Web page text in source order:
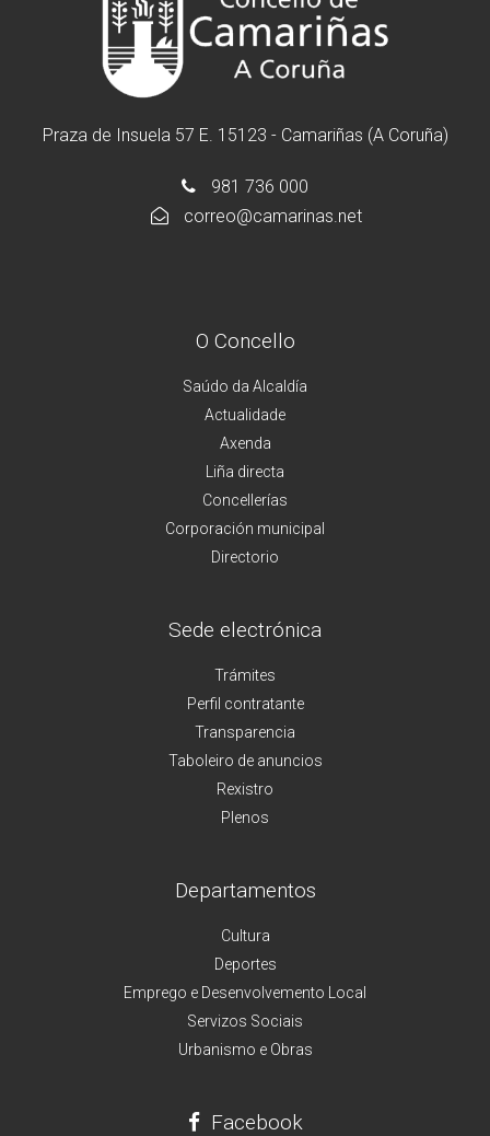
Praza de Insuela 57 E. 15123 - Camariñas (A Coruña)
981 736 000
correo@camarinas.net
O Concello
Saúdo da Alcaldía
Actualidade
Axenda
Liña directa
Concellerías
Corporación municipal
Directorio
Sede electrónica
Trámites
Perfil contratante
Transparencia
Taboleiro de anuncios
Rexistro
Plenos
Departamentos
Cultura
Deportes
Emprego e Desenvolvemento Local
Servizos Sociais
Urbanismo e Obras
Facebook